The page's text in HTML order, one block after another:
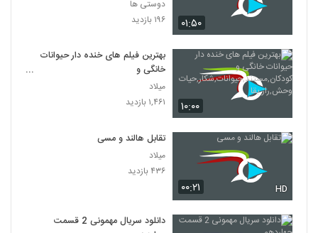
۰۱:۵۰
دوستی ها
۱۹۶ بازدید
۱۰:۰۰
بهترین فیلم های خنده دار حیوانات
خانگی و
کودکان,مستند,حیوانات,شکار,حیات
وحش,راز بقا
میلاد
۱,۴۶۱ بازدید
۰۰:۲۱ HD
تقابل هالند و مسی
میلاد
۴۳۶ بازدید
دانلود سریال مهمونی 2 قسمت